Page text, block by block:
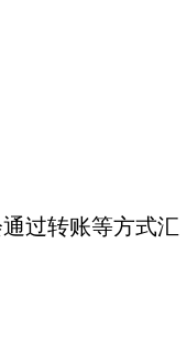
过转账等方式汇